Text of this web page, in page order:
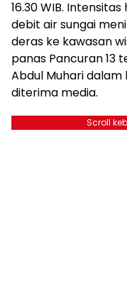
16.30 WIB.
debit air sungai
deras ke kawasan
panas Pancuran 13
Abdul Muhari
diterima media.
Scroll